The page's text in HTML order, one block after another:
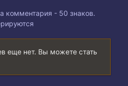
комментария - 50 знаков.
еще нет. Вы можете стать